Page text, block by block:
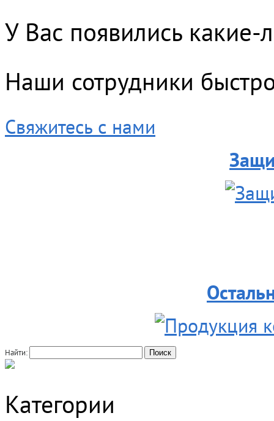
У Вас появились какие-
Наши сотрудники
Свяжитесь с нами
Найти:
Категории